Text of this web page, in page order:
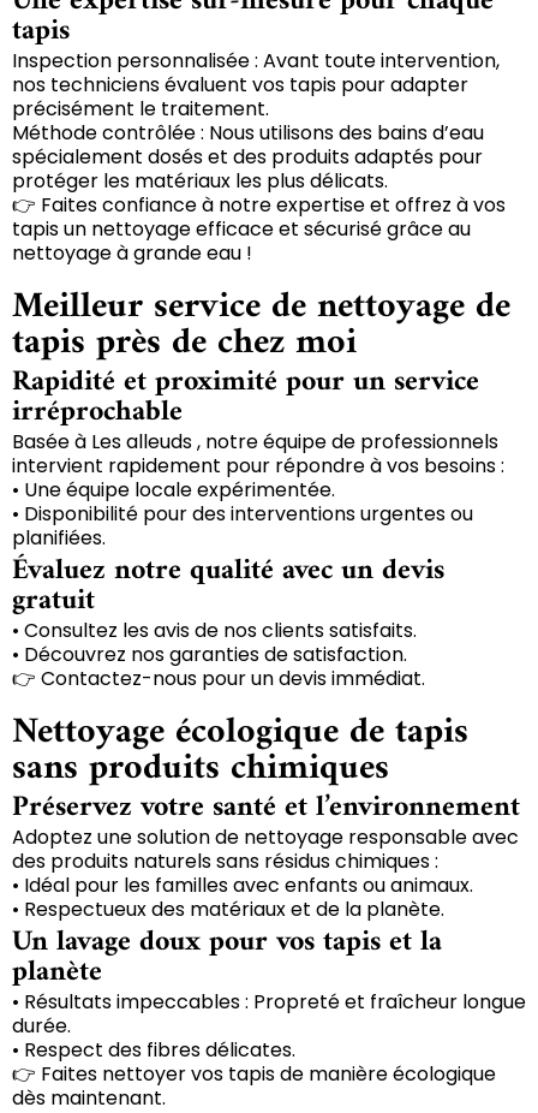
tapis
Inspection personnalisée : Avant toute intervention,
nos techniciens évaluent vos tapis pour adapter
précisément le traitement.
Méthode contrôlée : Nous utilisons des bains d’eau
spécialement dosés et des produits adaptés pour
protéger les matériaux les plus délicats.
👉 Faites confiance à notre expertise et offrez à vos
tapis un nettoyage efficace et sécurisé grâce au
nettoyage à grande eau !
Meilleur service de nettoyage de
tapis près de chez moi
Rapidité et proximité pour un service
irréprochable
Basée à Les alleuds , notre équipe de professionnels
intervient rapidement pour répondre à vos besoins :
• Une équipe locale expérimentée.
• Disponibilité pour des interventions urgentes ou
planifiées.
Évaluez notre qualité avec un devis
gratuit
• Consultez les avis de nos clients satisfaits.
• Découvrez nos garanties de satisfaction.
👉 Contactez-nous pour un devis immédiat.
Nettoyage écologique de tapis
sans produits chimiques
Préservez votre santé et l’environnement
Adoptez une solution de nettoyage responsable avec
des produits naturels sans résidus chimiques :
• Idéal pour les familles avec enfants ou animaux.
• Respectueux des matériaux et de la planète.
Un lavage doux pour vos tapis et la
planète
• Résultats impeccables : Propreté et fraîcheur longue
durée.
• Respect des fibres délicates.
👉 Faites nettoyer vos tapis de manière écologique
dès maintenant.